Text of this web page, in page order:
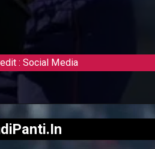
: Social Media